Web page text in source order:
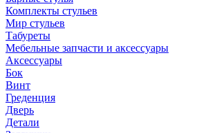
Комплекты стульев
Мир стульев
Табуреты
Мебельные запчасти и аксессуары
Аксессуары
Бок
Винт
Греденция
Дверь
Детали